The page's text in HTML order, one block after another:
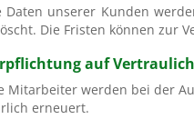
Daten unserer Kunden
Die Fristen können zur
auf
Mitarbeiter werden bei der
erneuert.